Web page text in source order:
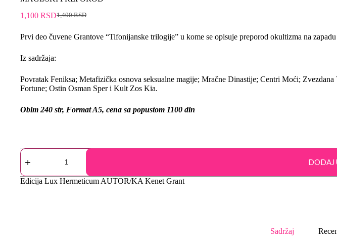
1,400RSD
1,100 RSD
Prvi deo čuvene Grantove “Tifonijanske trilogije” u kome se opisuje preporod okultizma na
Iz sadržaja:
Povratak Feniksa; Metafizička osnova seksualne magije; Mračne Dinastije; Centri Moći;
Fortune; Ostin Osman Sper i Kult Zos Kia.
Obim 240 str, Format A5, cena sa popustom 1100 din
DODAJ
Edicija Lux Hermeticum AUTOR/KA Kenet Grant
Sadržaj